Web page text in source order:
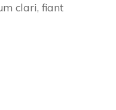
clari, fiant